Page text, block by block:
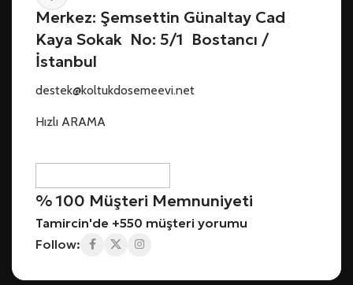
Merkez: Şemsettin Günaltay Cad
Kaya Sokak No: 5/1 Bostancı /
İstanbul
destek@koltukdosemeevi.net
Hızlı ARAMA
% 100 Müşteri Memnuniyeti
Tamircin'de +550 müşteri yorumu
Follow: